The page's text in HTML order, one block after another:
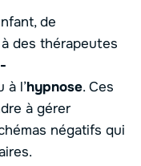
de
des thérapeutes
à l’hypnose. Ces
à gérer
négatifs qui